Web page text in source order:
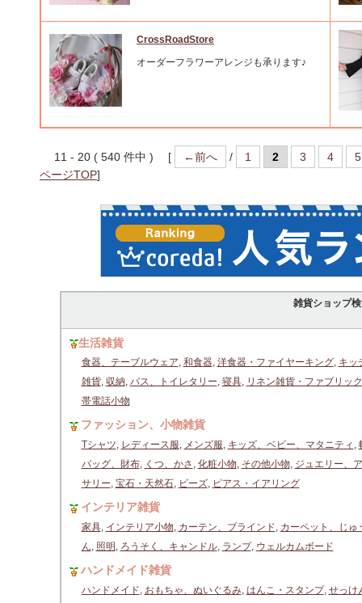
CrossRoadStore
オーダーフラワーアレンジも承ります♪
11 - 20 ( 540 件中 ) [ ←前へ / 1 2 3 4
5
ページTOP]
雑貨ショップ
生活雑貨
食器、テーブルウェア, 和食器, 洋食器・ファイヤーキング, キッ
雑貨, 収納, バス、トイレタリー, 寝具, リネン雑貨・ファブリック
帯電話小物
ファッション、小物雑貨
Tシャツ, レディース服, メンズ服, キッズ、ベビー、マタニティ ,
バッグ、財布, くつ、かさ , 化粧小物, その他小物, ジュエリー、
サリー, 宝石・天然石, ビーズ, ピアス・イアリング
インテリア雑貨
家具, インテリア小物, カーテン、ブラインド, カーペット、じゅ
ん, 照明 , ろうそく、キャンドル, ランプ, ウェルカムボード
ハンドメイド雑貨
ハンドメイド, おもちゃ、ぬいぐるみ, はんこ・スタンプ, せっけ